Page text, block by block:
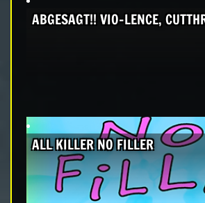
ABGESAGT!! VIO-LENCE,
ALL KILLER NO FILLER